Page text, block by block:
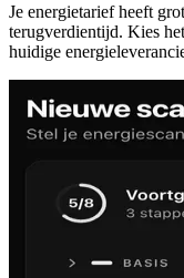
Je energietarief heeft
terugverdientijd. Kies
huidige